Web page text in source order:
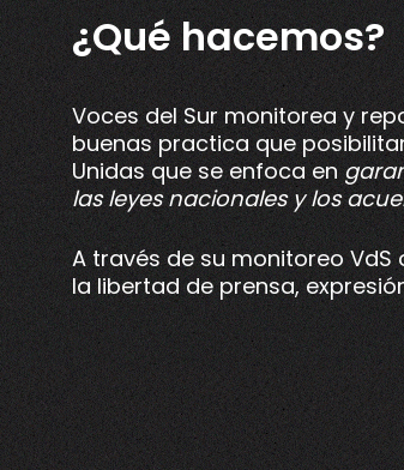
¿Qué hacemos?
Voces del Sur monitorea y
buenas practica que
Unidas que se enfoca en
las leyes nacionales y los
A través de su monitoreo VdS
la libertad de prensa,